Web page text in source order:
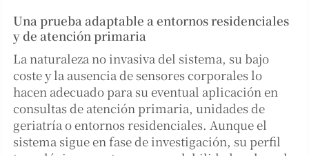
Una prueba adaptable a entornos residenciales
y de atención primaria
La naturaleza no invasiva del sistema, su bajo
coste y la ausencia de sensores corporales lo
hacen adecuado para su eventual aplicación en
consultas de atención primaria, unidades de
geriatría o entornos residenciales. Aunque el
sistema sigue en fase de investigación, su perfil